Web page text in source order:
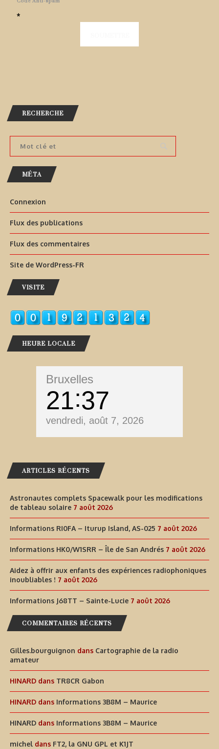
*
RECHERCHE
MÉTA
Connexion
Flux des publications
Flux des commentaires
Site de WordPress-FR
VISITE
HEURE LOCALE
Bruxelles
21 37
vendredi, août 7, 2026
ARTICLES RÉCENTS
Astronautes complets Spacewalk pour les modifications
de tableau solaire 7 août 2026
Informations RI0FA – Iturup Island, AS-025 7 août 2026
Informations HK0/W1SRR – Île de San Andrés 7 août 2026
Aidez à offrir aux enfants des expériences radiophoniques
inoubliables ! 7 août 2026
Informations J68TT – Sainte-Lucie 7 août 2026
COMMENTAIRES RÉCENTS
Gilles.bourguignon dans Cartographie de la radio
amateur
HINARD dans TR8CR Gabon
HINARD dans Informations 3B8M – Maurice
HINARD dans Informations 3B8M – Maurice
michel dans FT2, la GNU GPL et K1JT